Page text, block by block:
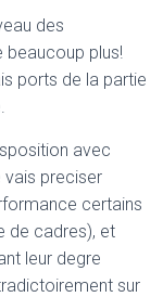
Ó
des
plus!
ports de la partie
avec
preciser
certains
de cadres), et
leur degre
sur